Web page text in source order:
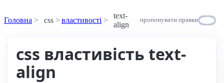
Головна css властивості
text-
align
пропонувати правки
css властивість text-
align